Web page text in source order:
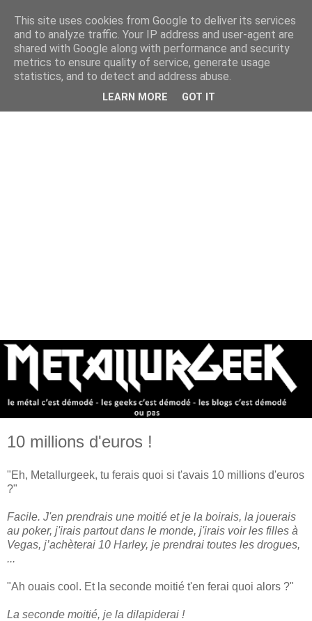
10 millions d'euros !
"Eh, Metallurgeek, tu ferais quoi si t'avais 10 millions d'euros
?"
Facile. J'en prendrais une moitié et je la boirais, la jouerais
au poker, j'irais partout dans le monde, j'irais voir les filles à
Vegas, j’achèterai 10 Harley, je prendrai toutes les drogues,
...
"Ah ouais cool. Et la seconde moitié t'en ferai quoi alors ?"
La seconde moitié, je la dilapiderai !
This site uses cookies from Google to deliver its services
and to analyze traffic. Your IP address and user-agent are
shared with Google along with performance and security
metrics to ensure quality of service, generate usage
statistics, and to detect and address abuse.
LEARN MORE GOT IT